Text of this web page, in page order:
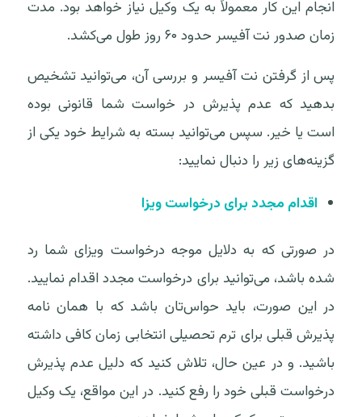
انجام این کار معمولاً به یک وکیل نیاز خواهد بود. مدت
زمان صدور نت آفیسر حدود ۶۰ روز طول می‌کشد.
پس از گرفتن نت آفیسر و بررسی آن، می‌توانید تشخیص
بدهید که عدم پذیرش در خواست شما قانونی بوده
است یا خیر. سپس می‌توانید بسته به شرایط خود یکی از
گزینه‌های زیر را دنبال نمایید:
اقدام مجدد برای درخواست ویزا
در صورتی که به دلایل موجه درخواست ویزای شما رد
شده باشد، می‌توانید برای درخواست مجدد اقدام نمایید.
در این صورت، باید حواس‌تان باشد که با همان نامه
پذیرش قبلی برای ترم تحصیلی انتخابی زمان کافی داشته
باشید. و در عین حال، تلاش کنید که دلیل عدم پذیرش
درخواست قبلی خود را رفع کنید. در این مواقع، یک وکیل